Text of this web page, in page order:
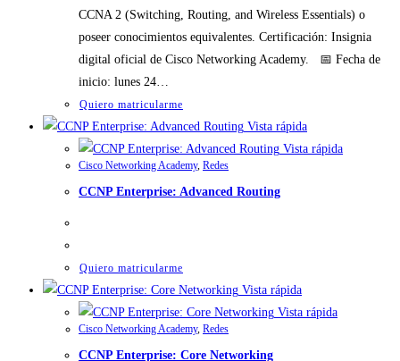
CCNA 2 (Switching, Routing, and Wireless Essentials) o
poseer conocimientos equivalentes. Certificación: Insignia
digital oficial de Cisco Networking Academy. 📅 Fecha de
inicio: lunes 24…
Quiero matricularme
Vista rápida
Vista rápida
Cisco Networking Academy, Redes
CCNP Enterprise: Advanced Routing
Quiero matricularme
Vista rápida
Vista rápida
Cisco Networking Academy, Redes
CCNP Enterprise: Core Networking